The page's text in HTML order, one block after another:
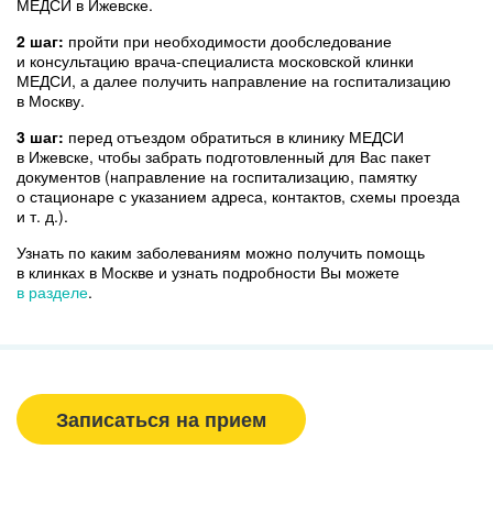
МЕДСИ в Ижевске.
2 шаг: пройти при необходимости дообследование
и консультацию врача-специалиста московской клинки
МЕДСИ, а далее получить направление на госпитализацию
в Москву.
3 шаг: перед отъездом обратиться в клинику МЕДСИ
в Ижевске, чтобы забрать подготовленный для Вас пакет
документов (направление на госпитализацию, памятку
о стационаре с указанием адреса, контактов, схемы проезда
и т. д.).
Узнать по каким заболеваниям можно получить помощь
в клинках в Москве и узнать подробности Вы можете
в разделе.
Записаться на прием